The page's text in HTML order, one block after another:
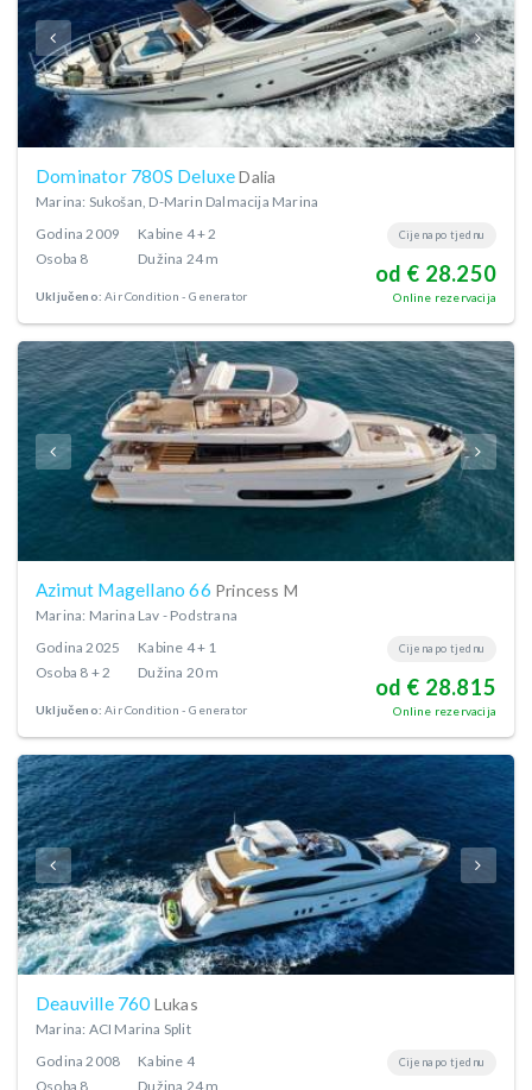
Dominator 780S DeluxeDalia
Marina: Sukošan, D-Marin Dalmacija Marina
Godina 2009 Kabine 4 + 2
Osoba 8 Dužina 24 m
Uključeno: Air Condition Generator
Cijena po tjednu
od € 28.250
Online rezervacija
Azimut Magellano 66 Princess M
Marina: Marina Lav - Podstrana
Godina 2025 Kabine 4 + 1
Osoba 8 + 2 Dužina 20 m
Uključeno: Air Condition Generator
Cijena po tjednu
od € 28.815
Online rezervacija
Deauville 760 Lukas
Marina: ACI Marina Split
Godina 2008 Kabine 4
Osoba 8 Dužina 24 m
Cijena po tjednu